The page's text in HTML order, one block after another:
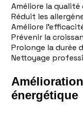
Améliore la
Réduit les
Améliore
Prévenir la
Prolonge la durée
Nettoyage
énergétique